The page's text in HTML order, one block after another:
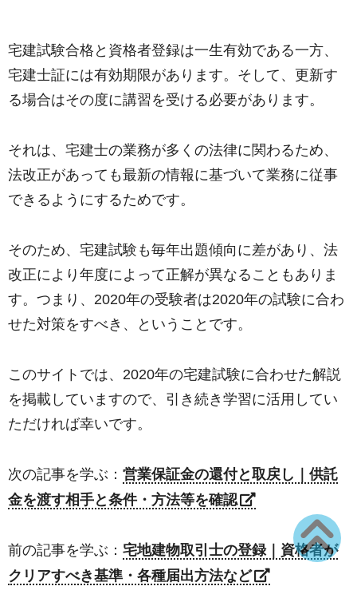
宅建試験合格と資格者登録は一生有効である一方、
宅建士証には有効期限があります。そして、更新す
る場合はその度に講習を受ける必要があります。
それは、宅建士の業務が多くの法律に関わるため、
法改正があっても最新の情報に基づいて業務に従事
できるようにするためです。
そのため、宅建試験も毎年出題傾向に差があり、法
改正により年度によって正解が異なることもありま
す。つまり、2020年の受験者は2020年の試験に合わ
せた対策をすべき、ということです。
このサイトでは、2020年の宅建試験に合わせた解説
を掲載していますので、引き続き学習に活用してい
ただければ幸いです。
次の記事を学ぶ： 営業保証金の還付と取戻し｜供託
金を渡す相手と条件・方法等を確認
前の記事を学ぶ： 宅地建物取引士の登録｜資格者が
クリアすべき基準・各種届出方法など